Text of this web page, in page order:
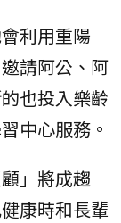
利用重陽
請阿公、阿
也投入樂齡
中心服務。
」將成趨
康時和長輩